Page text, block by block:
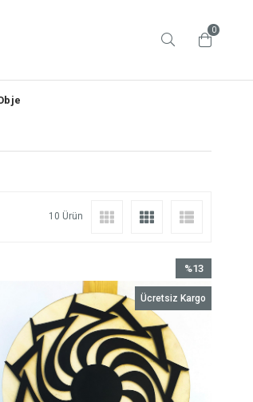
0
10 Ürün
%13
İndirim
%13İndirim
Ücretsiz Kargo